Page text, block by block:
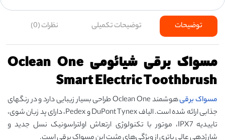
توضیحات توضیحات تکمیلی نظرات (0)
مسواک برقی شیائومی Oclean One
Smart Electric Toothbrush
مسواک برقی
هوشمند Oclean One طراحی بسیار زیبایی دارد و در رنگهای
جذابی ارائه شده است. الیاف DuPont Tynex و Pedex، دارای پد زبان‌ شوی،
تاییدیه IPX7، موتور با تکنولوژی ارتعاش اولتراسونیک نسل جدید و